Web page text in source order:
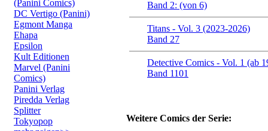
(Panini Comics)
DC Vertigo (Panini)
Egmont Manga
Ehapa
Epsilon
Kult Editionen
Marvel (Panini
Comics)
Panini Verlag
Piredda Verlag
Splitter
Tokyopop
Band 2: (von 6)
Titans - Vol. 3 (2023-2026)
Band 27
Detective Comics - Vol. 1 (ab
Band 1101
Weitere Comics der Serie: